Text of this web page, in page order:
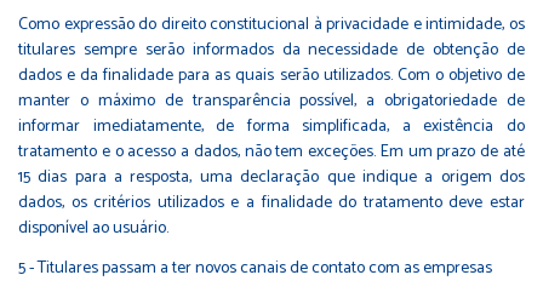
Como expressão do direito constitucional à privacidade e intimidade, os
titulares sempre serão informados da necessidade de obtenção de
dados e da finalidade para as quais serão utilizados. Com o objetivo de
manter o máximo de transparência possível, a obrigatoriedade de
informar imediatamente, de forma simplificada, a existência do
tratamento e o acesso a dados, não tem exceções. Em um prazo de até
15 dias para a resposta, uma declaração que indique a origem dos
dados, os critérios utilizados e a finalidade do tratamento deve estar
disponível ao usuário.
5 - Titulares passam a ter novos canais de contato com as empresas